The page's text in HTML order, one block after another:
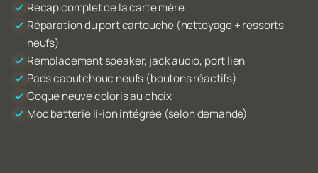
Recap complet de la carte mère
Réparation du port cartouche (nettoyage + ressorts
neufs)
Remplacement speaker, jack audio, port lien
Pads caoutchouc neufs (boutons réactifs)
Coque neuve coloris au choix
Mod batterie li-ion intégrée (selon demande)